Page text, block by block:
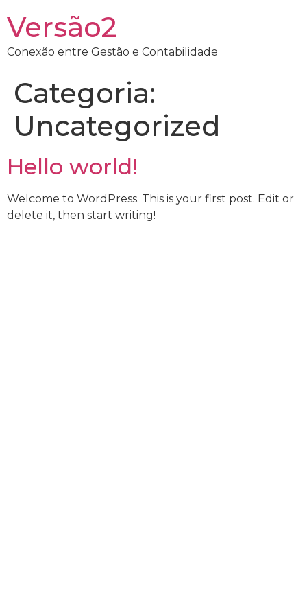
Versão2
Conexão entre Gestão e Contabilidade
Categoria:
Uncategorized
Hello world!
Welcome to WordPress. This is your first post. Edit or
delete it, then start writing!